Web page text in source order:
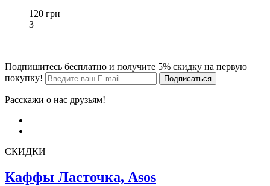
120 грн
3
Подпишитесь бесплатно и получите 5% скидку на первую
покупку!
Расскажи о нас друзьям!
СКИДКИ
Каффы Ласточка, Asos